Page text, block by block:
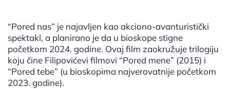
“Pored nas” je najavljen kao akciono-avanturistički
spektakl, a planirano je da u bioskope stigne
početkom 2024. godine. Ovaj film zaokružuje trilogiju
koju čine Filipovićevi filmovi “Pored mene” (2015) i
“Pored tebe” (u bioskopima najverovatnije početkom
2023. godine).